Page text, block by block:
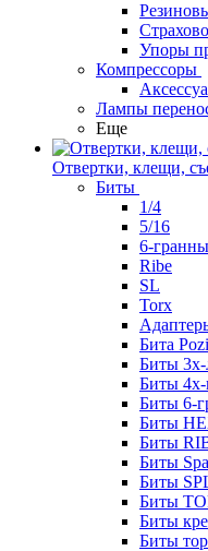
Упоры
Компрессоры
Лампы
Еще
Отвертки, клещи,
Биты
1/4
5/16
6-
Ribe
SL
Torx
Бита
Биты
Биты
Биты 6-
Биты
Биты
Биты
Биты
Биты
Биты
Биты